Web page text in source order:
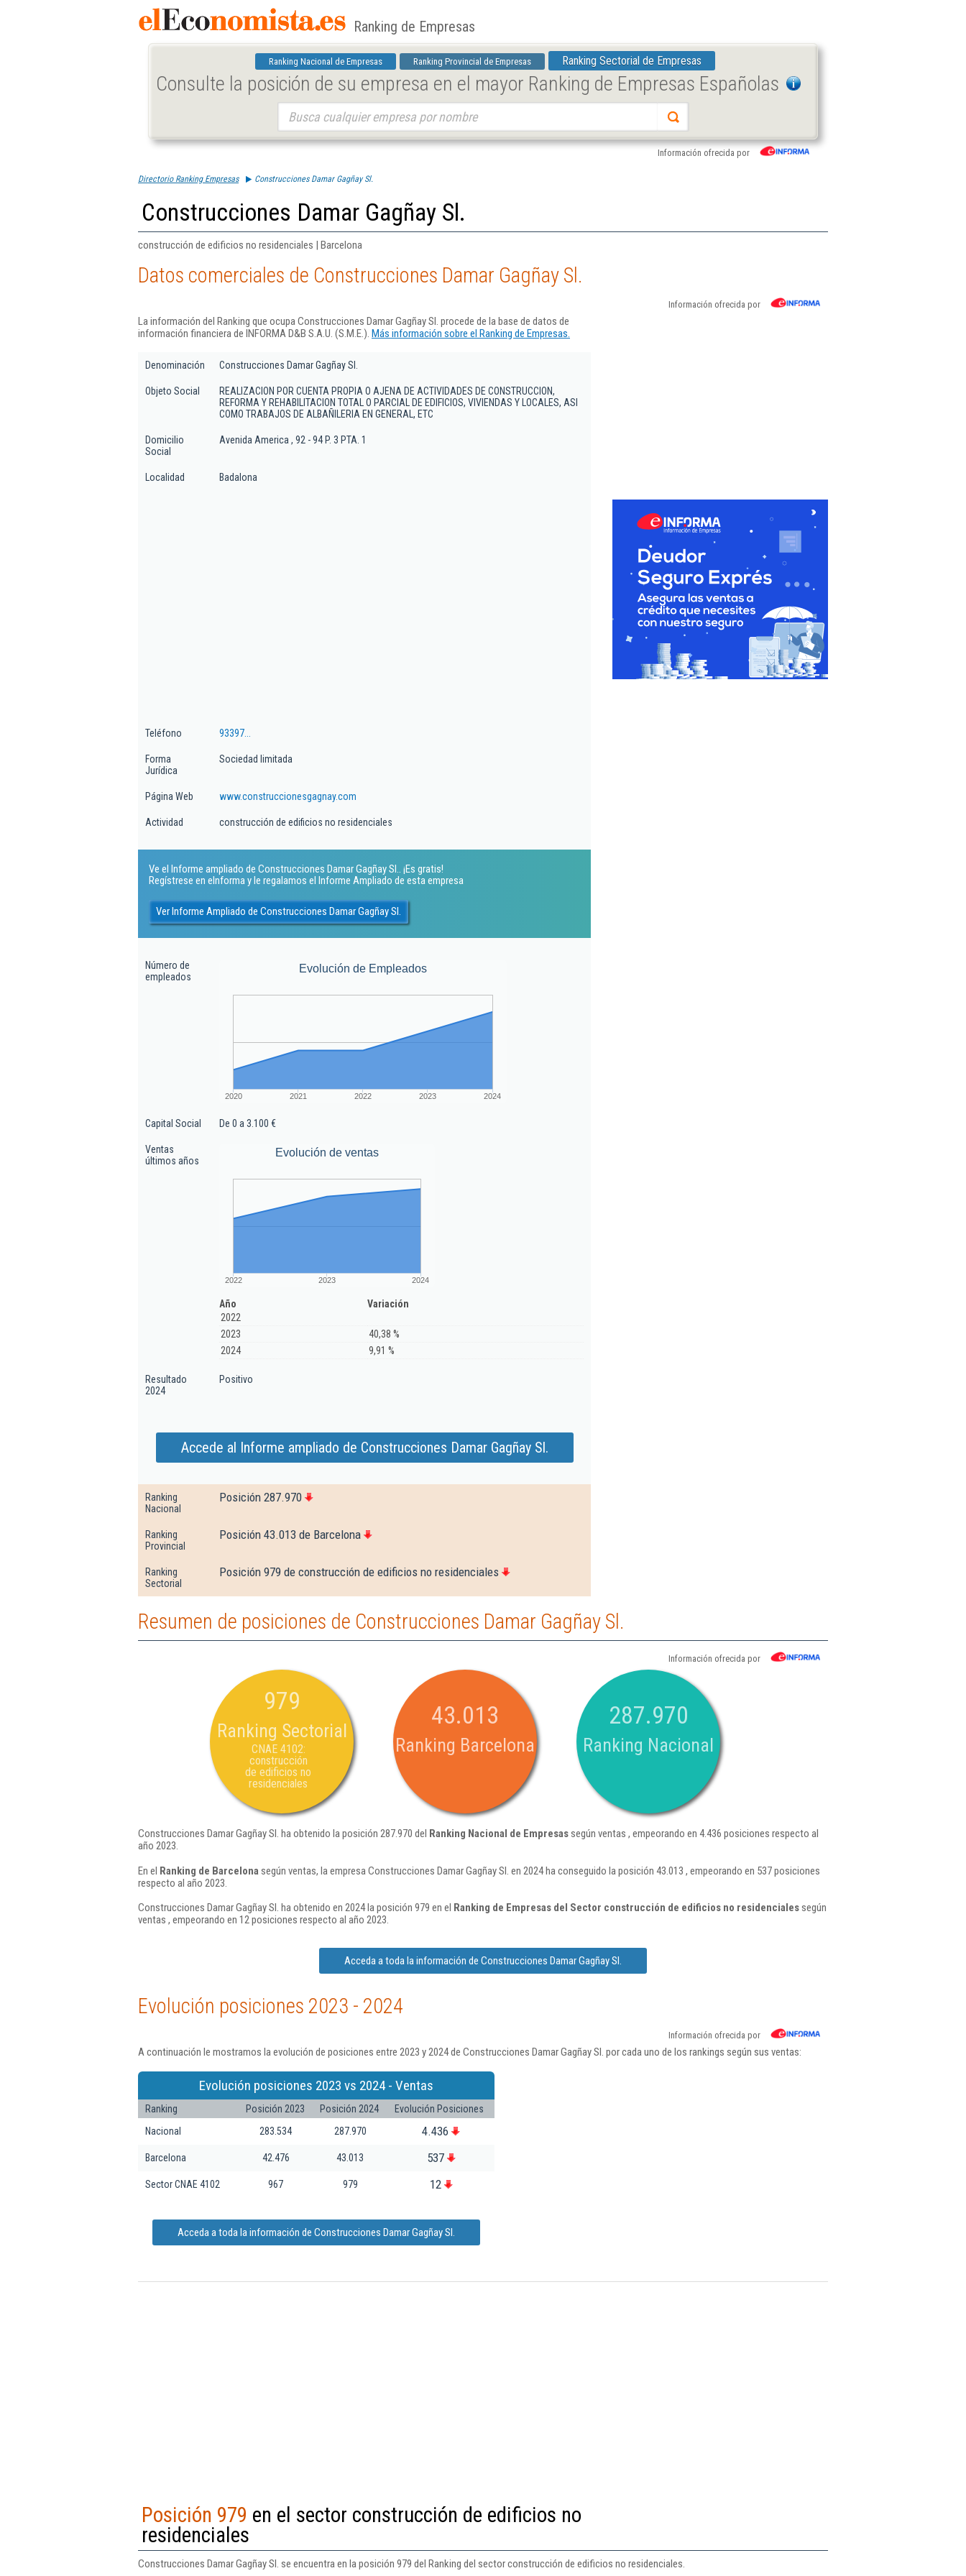
Ranking de Empresas
Ranking Nacional de Empresas Ranking Provincial de Empresas Ranking Sectorial de Empresas
Consulte la posición de su empresa en el mayor Ranking de Empresas Españolas
Información ofrecida por
Directorio Ranking Empresas Construcciones Damar Gagñay Sl.
Construcciones Damar Gagñay Sl.
construcción de edificios no residenciales | Barcelona
Datos comerciales de Construcciones Damar Gagñay Sl.
Información ofrecida por
La información del Ranking que ocupa Construcciones Damar Gagñay Sl. procede de la base de datos de
información financiera de INFORMA D&B S.A.U. (S.M.E.). Más información sobre el Ranking de Empresas.
Denominación Construcciones Damar Gagñay Sl.
Objeto Social
REALIZACION POR CUENTA PROPIA O AJENA DE ACTIVIDADES DE CONSTRUCCION,
REFORMA Y REHABILITACION TOTAL O PARCIAL DE EDIFICIOS, VIVIENDAS Y LOCALES, ASI
COMO TRABAJOS DE ALBAÑILERIA EN GENERAL, ETC
Domicilio
Social
Avenida America , 92 - 94 P. 3 PTA. 1
Localidad Badalona
Teléfono 93397...
Forma
Jurídica
Sociedad limitada
Página Web www.construccionesgagnay.com
Actividad construcción de edificios no residenciales
Ve el Informe ampliado de Construcciones Damar Gagñay Sl.. ¡Es gratis!
Regístrese en eInforma y le regalamos el Informe Ampliado de esta empresa
Ver Informe Ampliado de Construcciones Damar Gagñay Sl.
Número de
empleados
Evolución de Empleados
2020 2021 2022 2023 2024
Capital Social De 0 a 3.100 €
Ventas
últimos años
Evolución de ventas
2022 2023 2024
Año
Variación
2022
2023
40,38 %
2024
9,91 %
Resultado
2024
Positivo
Accede al Informe ampliado de Construcciones Damar Gagñay Sl.
Ranking
Nacional
Posición 287.970
Ranking
Provincial
Posición 43.013 de Barcelona
Ranking
Sectorial
Posición 979 de construcción de edificios no residenciales
Resumen de posiciones de Construcciones Damar Gagñay Sl.
Información ofrecida por
979
Ranking Sectorial
CNAE 4102:
construcción
de edificios no
residenciales
43.013
Ranking Barcelona
287.970
Ranking Nacional
Construcciones Damar Gagñay Sl. ha obtenido la posición 287.970 del Ranking Nacional de Empresassegún ventas , empeorando en 4.436 posiciones respecto al
año 2023.
En el Ranking de Barcelona según ventas, la empresa Construcciones Damar Gagñay Sl. en 2024 ha conseguido la posición 43.013 , empeorando en 537 posiciones
respecto al año 2023.
Construcciones Damar Gagñay Sl. ha obtenido en 2024 la posición 979 en el Ranking de Empresas del Sector construcción de edificios no residencialessegún
ventas , empeorando en 12 posiciones respecto al año 2023.
Acceda a toda la información de Construcciones Damar Gagñay Sl.
Evolución posiciones 2023 - 2024
Información ofrecida por
A continuación le mostramos la evolución de posiciones entre 2023 y 2024 de Construcciones Damar Gagñay Sl. por cada uno de los rankings según sus ventas:
Evolución posiciones 2023 vs 2024 - Ventas
Ranking Posición 2023 Posición 2024
Evolución Posiciones
Nacional
283.534 287.970 4.436
Barcelona 42.476 43.013 537
Sector CNAE 4102 967 979 12
Acceda a toda la información de Construcciones Damar Gagñay Sl.
Posición 979 en el sector construcción de edificios no
residenciales
Construcciones Damar Gagñay Sl. se encuentra en la posición 979 del Ranking del sector construcción de edificios no residenciales.